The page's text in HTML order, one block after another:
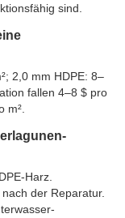
sind.
2,0 mm HDPE: 8–
fallen 4–8 $ pro
m².
Harz.
der Reparatur.